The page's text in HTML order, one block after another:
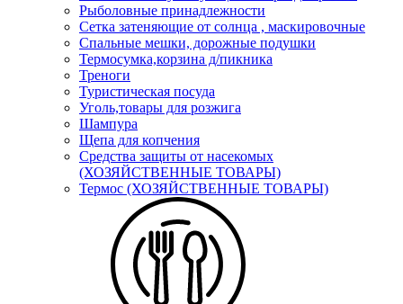
Рыболовные принадлежности
Сетка затеняющие от солнца , маскировочные
Спальные мешки, дорожные подушки
Термосумка,корзина д/пикника
Треноги
Туристическая посуда
Уголь,товары для розжига
Шампура
Щепа для копчения
Средства защиты от насекомых
(ХОЗЯЙСТВЕННЫЕ ТОВАРЫ)
Термос (ХОЗЯЙСТВЕННЫЕ ТОВАРЫ)